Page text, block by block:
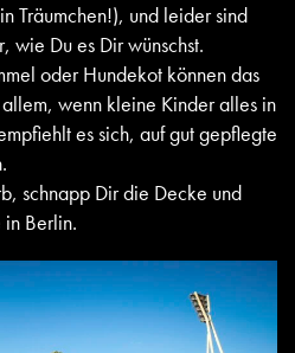
Träumchen!), und leider sind
wie Du es Dir wünschst.
oder Hundekot können das
wenn kleine Kinder alles in
es sich, auf gut gepflegte
schnapp Dir die Decke und
Berlin.